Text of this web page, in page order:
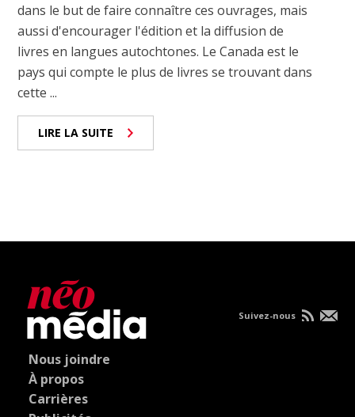
dans le but de faire connaître ces ouvrages, mais
aussi d'encourager l'édition et la diffusion de
livres en langues autochtones. Le Canada est le
pays qui compte le plus de livres se trouvant dans
cette ...
LIRE LA SUITE
Nous joindre
À propos
Carrières
Suivez-nous